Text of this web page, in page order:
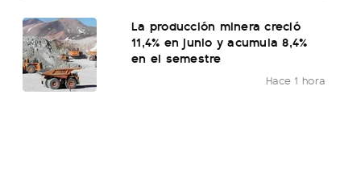
La producción minera creció
11,4% en junio y acumula 8,4%
en el semestre
Hace 1 hora